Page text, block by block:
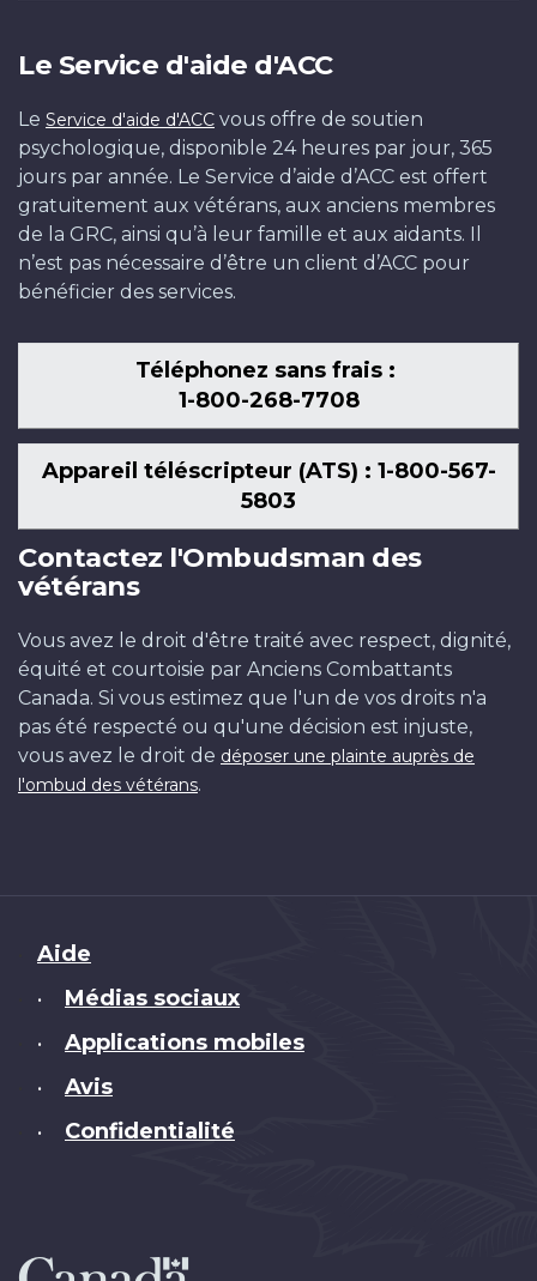
Le Service d'aide d'ACC
Le Service d'aide d'ACC vous offre de soutien
psychologique, disponible 24 heures par jour, 365
jours par année. Le Service d’aide d’ACC est offert
gratuitement aux vétérans, aux anciens membres
de la GRC, ainsi qu’à leur famille et aux aidants. Il
n’est pas nécessaire d’être un client d’ACC pour
bénéficier des services.
Téléphonez sans frais :
1-800-268-7708
Appareil téléscripteur (ATS) : 1-800-567-
5803
Contactez l'Ombudsman des
vétérans
Vous avez le droit d'être traité avec respect, dignité,
équité et courtoisie par Anciens Combattants
Canada. Si vous estimez que l'un de vos droits n'a
pas été respecté ou qu'une décision est injuste,
vous avez le droit de déposer une plainte auprès de
l'ombud des vétérans.
Brand
Aide
• Médias sociaux
• Applications mobiles
• Avis
• Confidentialité